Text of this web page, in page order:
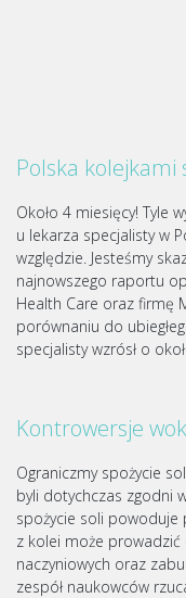
Polska kolejkami
Około 4 miesięcy! Tyle
u lekarza specjalisty w
względzie. Jesteśmy
najnowszego raportu
Health Care oraz firmę
porównaniu do
specjalisty wzrósł o
Kontrowersje
Ograniczmy spożycie
byli dotychczas zgodni
spożycie soli powoduje
z kolei może
naczyniowych oraz
zespół naukowców